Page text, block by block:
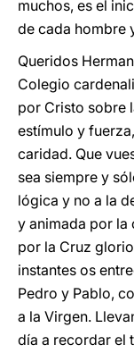
muchos, es el
de cada hombre
Queridos
Colegio
por Cristo sobre
estímulo y
caridad. Que
sea siempre y
lógica y no a la
y animada por la
por la Cruz
instantes os
Pedro y Pablo,
a la Virgen.
día a recordar el